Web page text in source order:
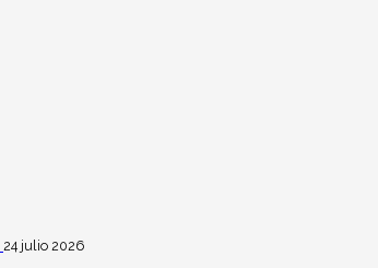
24 julio 2026